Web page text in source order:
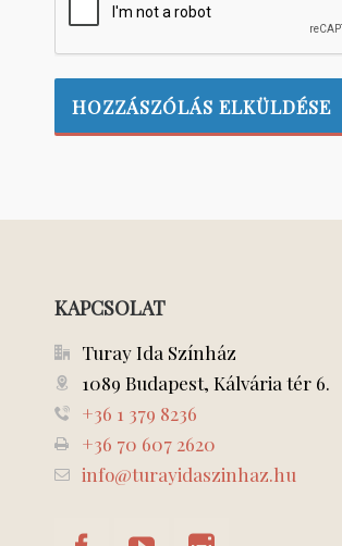
KAPCSOLAT
Turay Ida Színház
1089 Budapest, Kálvária tér 6.
+36 1 379 8236
+36 70 607 2620
info@turayidaszinhaz.hu